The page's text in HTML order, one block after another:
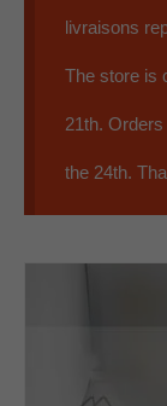
livraisons
The store is
21th.
the 24th.